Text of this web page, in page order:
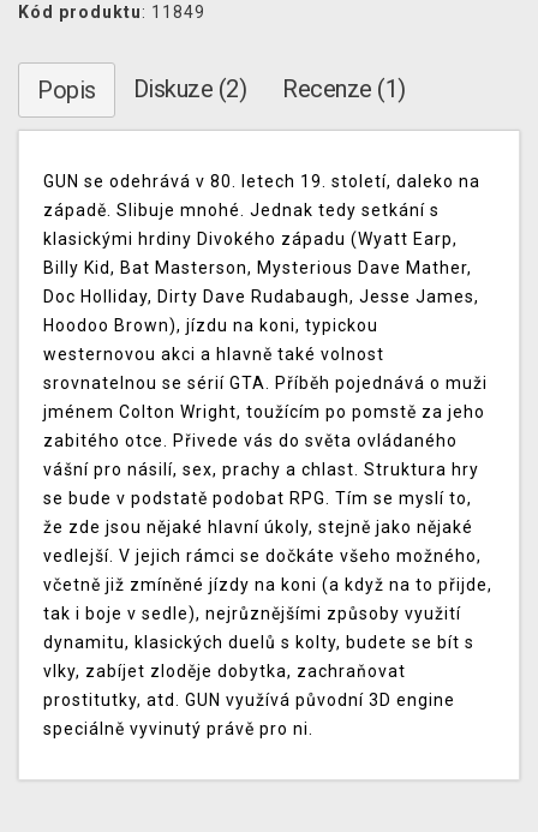
Kód produktu: 11849
Popis Diskuze (2) Recenze (1)
GUN se odehrává v 80. letech 19. století, daleko na
západě. Slibuje mnohé. Jednak tedy setkání s
klasickými hrdiny Divokého západu (Wyatt Earp,
Billy Kid, Bat Masterson, Mysterious Dave Mather,
Doc Holliday, Dirty Dave Rudabaugh, Jesse James,
Hoodoo Brown), jízdu na koni, typickou
westernovou akci a hlavně také volnost
srovnatelnou se sérií GTA. Příběh pojednává o muži
jménem Colton Wright, toužícím po pomstě za jeho
zabitého otce. Přivede vás do světa ovládaného
vášní pro násilí, sex, prachy a chlast. Struktura hry
se bude v podstatě podobat RPG. Tím se myslí to,
že zde jsou nějaké hlavní úkoly, stejně jako nějaké
vedlejší. V jejich rámci se dočkáte všeho možného,
včetně již zmíněné jízdy na koni (a když na to přijde,
tak i boje v sedle), nejrůznějšími způsoby využití
dynamitu, klasických duelů s kolty, budete se bít s
vlky, zabíjet zloděje dobytka, zachraňovat
prostitutky, atd. GUN využívá původní 3D engine
speciálně vyvinutý právě pro ni.